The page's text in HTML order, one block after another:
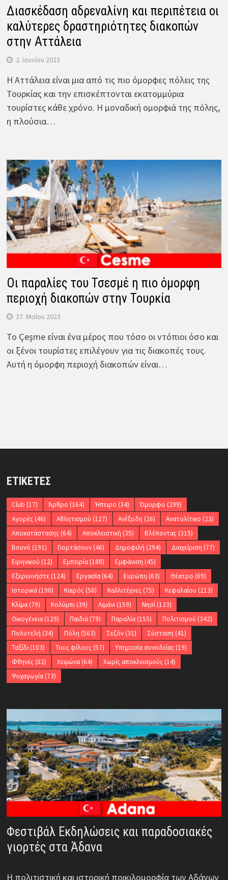
Διασκέδαση αδρεναλίνη και περιπέτεια οι
καλύτερες δραστηριότητες διακοπών
στην Αττάλεια
2. Ιουνίου 2023
Η Αττάλεια είναι μια από τις πιο όμορφες πόλεις της
Τουρκίας και την επισκέπτονται εκατομμύρια
τουρίστες κάθε χρόνο. Η μοναδική ομορφιά της πόλης,
η πλούσια…
Οι παραλίες του Τσεσμέ η πιο όμορφη
περιοχή διακοπών στην Τουρκία
27. Μαΐου 2023
Το Çeşme είναι ένα μέρος που τόσο οι ντόπιοι όσο και
οι ξένοι τουρίστες επιλέγουν για τις διακοπές τους.
Αυτή η όμορφη περιοχή διακοπών είναι…
ΕΤΙΚΈΤΕΣ
Club (17) Άρθρο (164) Ήπειρο (34) Όμορφο (299)
Αγορές (46) Αθλητισμού (127) Ανέξοδη (26) Ανατολίτικο (23)
Αποκατάστασης (64) Αποκλειστική (35) Βλέποντας (315)
Βουνό (191) Γιορτάσουν(46) Δημοφιλή (294) Διαχείριση (77)
Ειρηνικού (12) Εμπειρία(188) Εμφάνιση (45)
Εξερευνήστε(124) Εργασία(64) Ευρώπη (63) Θέατρο (69)
Ιστορικά(190) Καιρός (58) Καλλιτέχνες (75) Κεφαλαίου (213)
Κλίμα(79) Κολύμπι(39) Λιμάνι(159) Νησί(123)
Οικογένεια(129) Παιδιά(79) Παραλία(155) Πολιτισμού (342)
Πολυτελή (34) Πόλη (563) Σεζόν(31) Σύσταση (41)
Ταξίδι(103) Τους φίλους (57) Υπηρεσία συνοδείας (19)
Φθηνές (82) Χειμώνα(64) Χωρίς αποκλεισμούς (14)
Ψυχαγωγία(73)
Φεστιβάλ Εκδηλώσεις και παραδοσιακές
γιορτές στα Άδανα
Η πολιτιστική και ιστορική ποικιλομορφία των Αδάνων